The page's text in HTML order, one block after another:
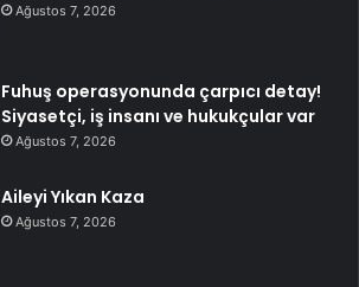
Ağustos 7, 2026
Fuhuş operasyonunda çarpıcı detay!
Siyasetçi, iş insanı ve hukukçular var
Ağustos 7, 2026
Aileyi Yıkan Kaza
Ağustos 7, 2026